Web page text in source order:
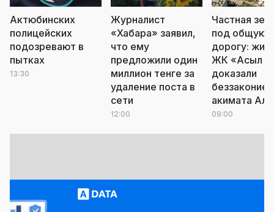
Актюбинских
полицейских
подозревают в
пытках
13:30
Журналист
«Хабара» заявил,
что ему
предложили один
миллион тенге за
удаление поста в
сети
12:00
Частная
под общую
дорогу:
ЖК «Асыл
доказали
беззаконие
акимата
09:00